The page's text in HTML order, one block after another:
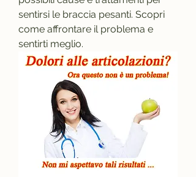
sentirsi le braccia pesanti. Scopri
come affrontare il problema e
sentirti meglio.